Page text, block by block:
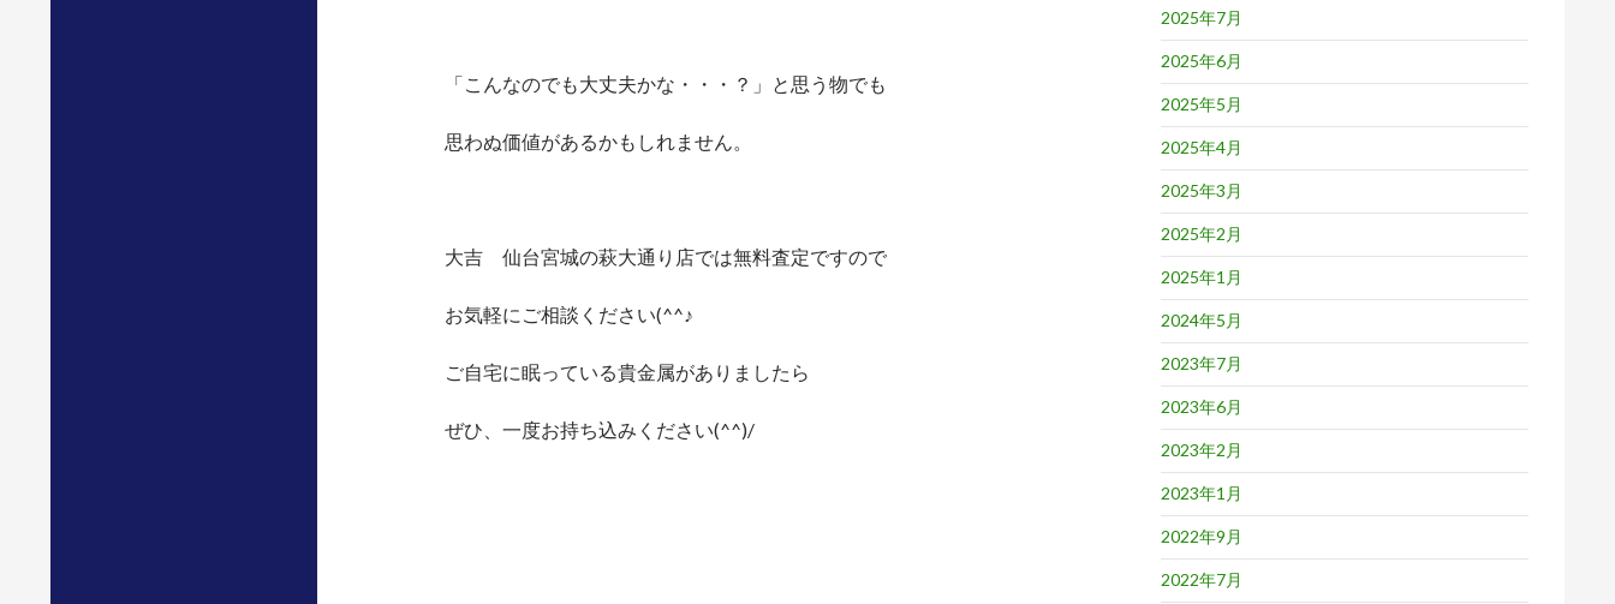
「こんなのでも大丈夫かな・・・？」と思う物でも
思わぬ価値があるかもしれません。
大吉 仙台宮城の萩大通り店では無料査定ですので
お気軽にご相談ください(^^♪
ご自宅に眠っている貴金属がありましたら
ぜひ、一度お持ち込みください(^^)/
2025年7月
2025年6月
2025年5月
2025年4月
2025年3月
2025年2月
2025年1月
2024年5月
2023年7月
2023年6月
2023年2月
2023年1月
2022年9月
2022年7月